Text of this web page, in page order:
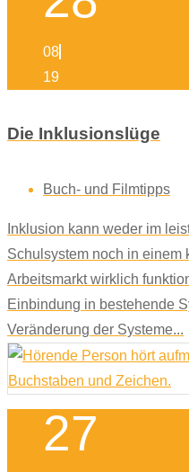
08
19
Die Inklusionslüge
Buch- und Filmtipps
Inklusion kann weder im
Schulsystem noch in einem
Arbeitsmarkt wirklich
Einbindung in bestehende
Veränderung der Systeme...
27